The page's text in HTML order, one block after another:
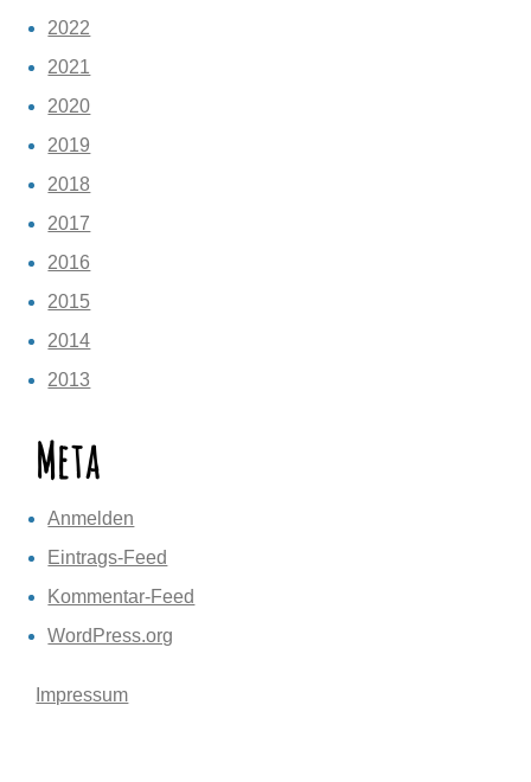
2022
2021
2020
2019
2018
2017
2016
2015
2014
2013
Meta
Anmelden
Eintrags-Feed
Kommentar-Feed
WordPress.org
Impressum